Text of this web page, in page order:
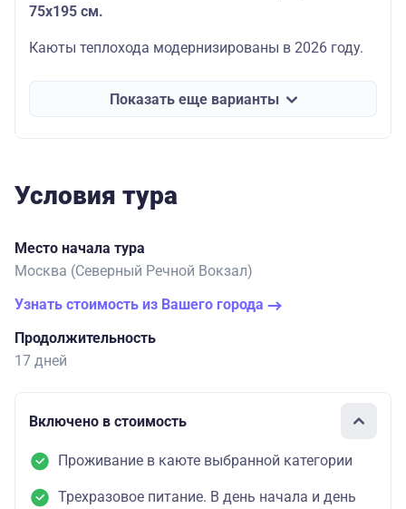
75х195 см.
Каюты теплохода модернизированы в 2026 году.
Показать еще варианты
Условия тура
Место начала тура
Москва (Северный Речной Вокзал)
Узнать стоимость из Вашего города
Продолжительность
17 дней
Включено в стоимость
Проживание в каюте выбранной категории
Трехразовое питание. В день начала и день